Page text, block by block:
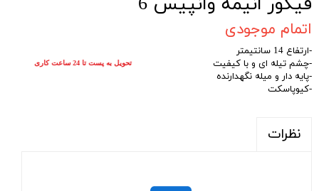
اتمام موجودی
-ارتفاع 14 سانتیمتر
-چشم تیله ای و با کیفیت
-پایه دار و میله نگهدارنده
-کیوپاسکت
نظرات
تحویل به پست تا 24 ساعت کاری